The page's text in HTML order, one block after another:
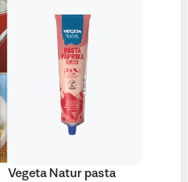
Vegeta Natur pasta